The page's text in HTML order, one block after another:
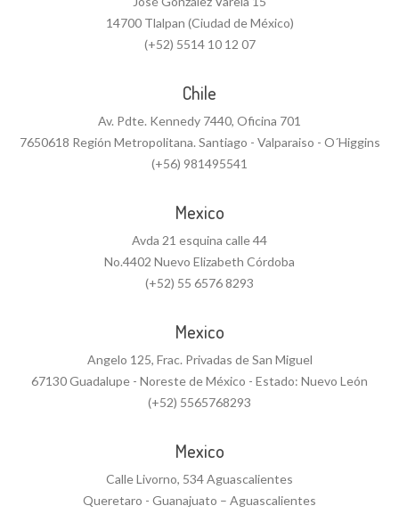
14700 Tlalpan (Ciudad de México)
(+52) 5514 10 12 07
Chile
Av. Pdte. Kennedy 7440, Oficina 701
7650618 Región Metropolitana. Santiago - Valparaiso - O´Higgins
(+56) 981495541
Mexico
Avda 21 esquina calle 44
No.4402 Nuevo Elizabeth Córdoba
(+52) 55 6576 8293
Mexico
Angelo 125, Frac. Privadas de San Miguel
67130 Guadalupe - Noreste de México - Estado: Nuevo León
(+52) 5565768293
Mexico
Calle Livorno, 534 Aguascalientes
Queretaro - Guanajuato – Aguascalientes